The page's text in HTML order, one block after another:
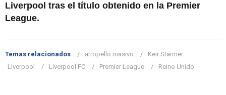
Liverpool tras el título obtenido en la Premier
League.
Temas relacionados atropello masivo
Keir Starmer
Liverpool
Liverpool FC Premier League Reino Unido